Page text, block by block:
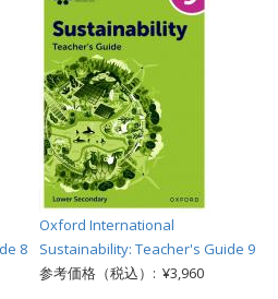
8
Oxford International
Sustainability: Teacher's Guide 9
参考価格（税込）: ¥3,960